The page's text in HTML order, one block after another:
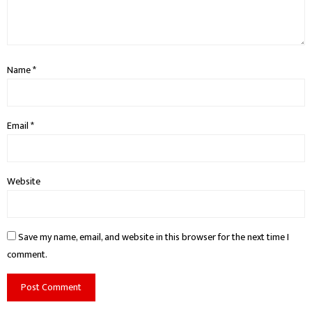
Name*
Email*
Website
Save my name, email, and website in this browser for the next time I
comment.